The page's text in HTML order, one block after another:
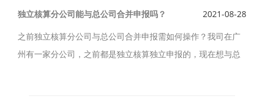
税、企业所得税申报、政策如下。
独立核算分公司能与总公司合并申报吗？
2021-08-28
之前独立核算分公司与总公司合并申报需如何操作？我司在广
州有一家分公司，之前都是独立核算独立申报的，现在想与总